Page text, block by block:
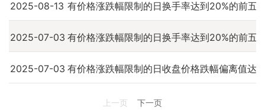
2025-08-13 有价格涨跌幅限制的日换手率达到20%的前五
2025-07-03 有价格涨跌幅限制的日换手率达到20%的前五
2025-07-03 有价格涨跌幅限制的日收盘价格跌幅偏离值达
上一页 下一页